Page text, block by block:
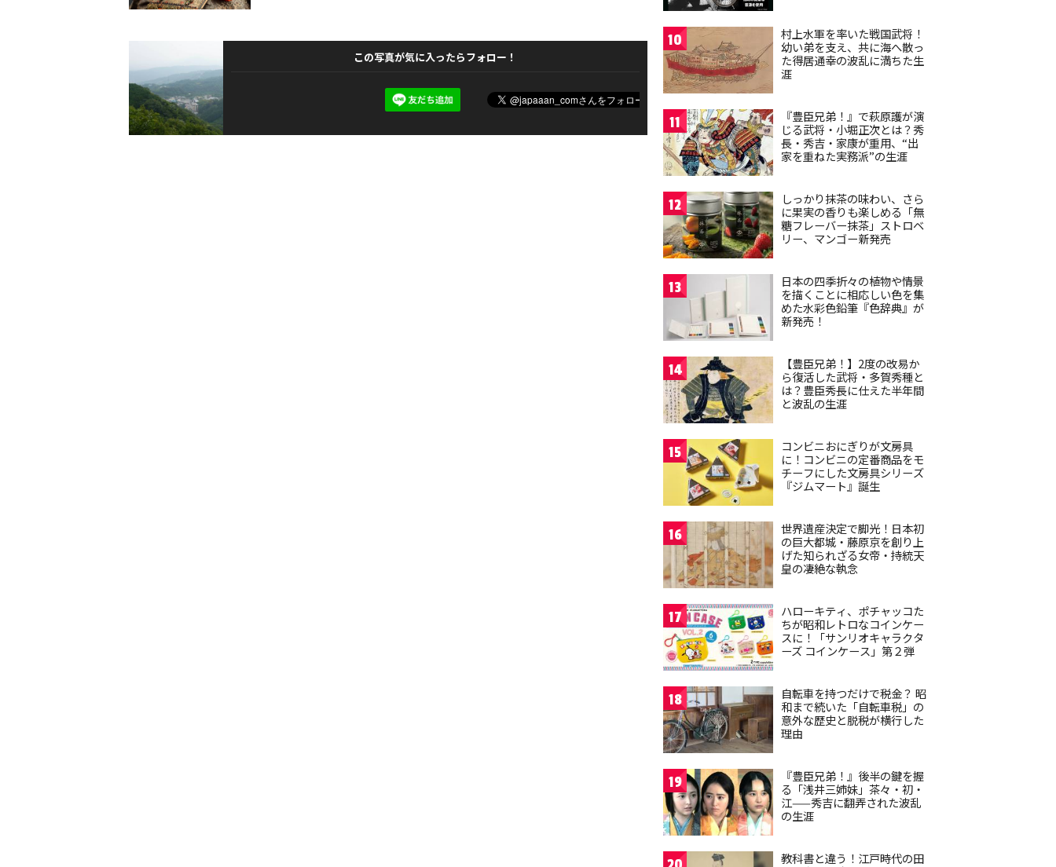
この写真が気に入ったらフォロー！
10
村上水軍を率いた戦国武将！
幼い弟を支え、共に海へ散っ
た得居通幸の波乱に満ちた生
涯
11
『豊臣兄弟！』で萩原護が演
じる武将・小堀正次とは？秀
長・秀吉・家康が重用、“出
家を重ねた実務派”の生涯
12
しっかり抹茶の味わい、さら
に果実の香りも楽しめる「無
糖フレーバー抹茶」ストロベ
リー、マンゴー新発売
13
日本の四季折々の植物や情景
を描くことに相応しい色を集
めた水彩色鉛筆『色辞典』が
新発売！
14
【豊臣兄弟！】2度の改易か
ら復活した武将・多賀秀種と
は？豊臣秀長に仕えた半年間
と波乱の生涯
15
コンビニおにぎりが文房具
に！コンビニの定番商品をモ
チーフにした文房具シリーズ
『ジムマート』誕生
16
世界遺産決定で脚光！日本初
の巨大都城・藤原京を創り上
げた知られざる女帝・持統天
皇の凄絶な執念
17
ハローキティ、ポチャッコた
ちが昭和レトロなコインケー
スに！「サンリオキャラクタ
ーズ コインケース」第２弾
18
自転車を持つだけで税金？ 昭
和まで続いた「自転車税」の
意外な歴史と脱税が横行した
理由
19
『豊臣兄弟！』後半の鍵を握
る「浅井三姉妹」茶々・初・
江——秀吉に翻弄された波乱
の生涯
教科書と違う！江戸時代の田